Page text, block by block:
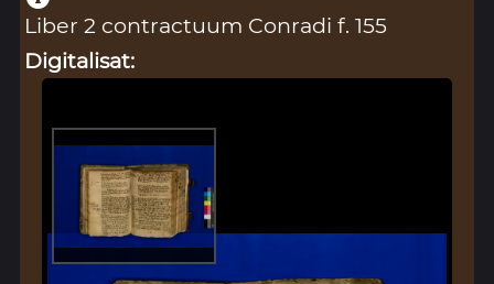
Liber 2 contractuum Conradi f. 155
Digitalisat: